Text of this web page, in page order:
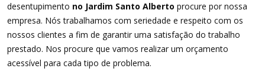
desentupimento no Jardim Santo Alberto procure por nossa
empresa. Nós trabalhamos com seriedade e respeito com os
nossos clientes a fim de garantir uma satisfação do trabalho
prestado. Nos procure que vamos realizar um orçamento
acessível para cada tipo de problema.